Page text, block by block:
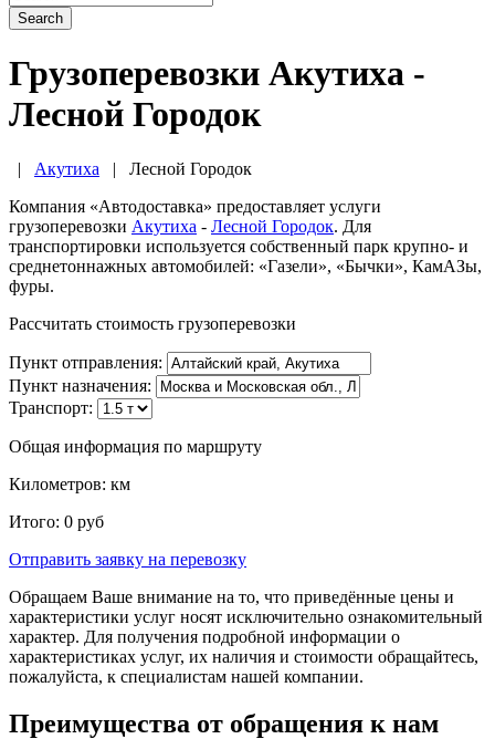
Search
Грузоперевозки Акутиха -
Лесной Городок
| Акутиха | Лесной Городок
Компания «Автодоставка» предоставляет услуги
грузоперевозки Акутиха - Лесной Городок. Для
транспортировки используется собственный парк крупно- и
среднетоннажных автомобилей: «Газели», «Бычки», КамАЗы,
фуры.
Рассчитать стоимость грузоперевозки
Пункт отправления:
Пункт назначения:
Транспорт:
Общая информация по маршруту
Километров: км
Итого: 0 руб
Отправить заявку на перевозку
Обращаем Ваше внимание на то, что приведённые цены и
характеристики услуг носят исключительно ознакомительный
характер. Для получения подробной информации о
характеристиках услуг, их наличия и стоимости обращайтесь,
пожалуйста, к специалистам нашей компании.
Преимущества от обращения к нам